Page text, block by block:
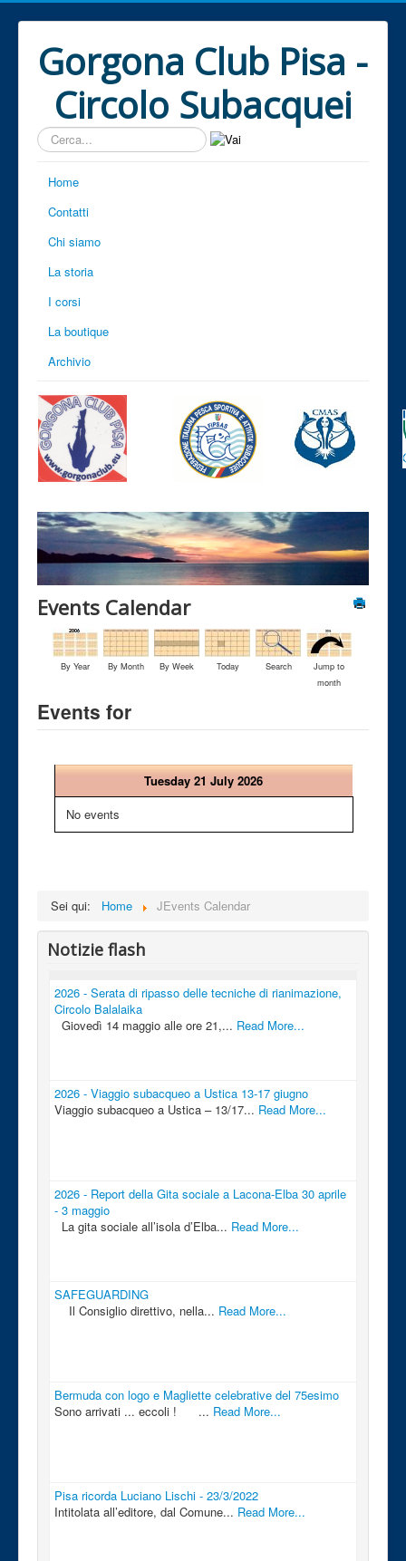
Gorgona Club Pisa -
Circolo Subacquei
Cerca...
Home
Contatti
Chi siamo
La storia
I corsi
La boutique
Archivio
Events Calendar
By Year By Month By Week Today Search
Jump to
month
Events for
Tuesday 21 July 2026
No events
Sei qui: Home JEvents Calendar
Notizie flash
2026 - Serata di ripasso delle tecniche di rianimazione,
Circolo Balalaika
Giovedì 14 maggio alle ore 21,... Read More...
2026 - Viaggio subacqueo a Ustica 13-17 giugno
Viaggio subacqueo a Ustica – 13/17... Read More...
2026 - Report della Gita sociale a Lacona-Elba 30 aprile
- 3 maggio
La gita sociale all’isola d’Elba... Read More...
SAFEGUARDING
Il Consiglio direttivo, nella... Read More...
Bermuda con logo e Magliette celebrative del 75esimo
Sono arrivati ... eccoli ! ... Read More...
Pisa ricorda Luciano Lischi - 23/3/2022
Intitolata all’editore, dal Comune... Read More...